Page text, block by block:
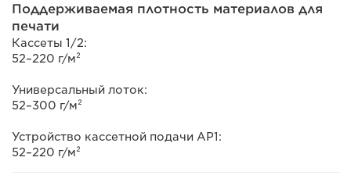
Поддерживаемая плотность материалов для
печати
Кассеты 1/2:
52–220 г/м²
Универсальный лоток:
52–300 г/м²
Устройство кассетной подачи AP1:
52–220 г/м²